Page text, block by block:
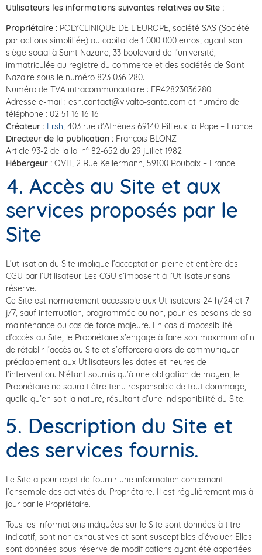
Utilisateurs les informations suivantes relatives au Site :
Propriétaire : POLYCLINIQUE DE L’EUROPE, société SAS (Société
par actions simplifiée) au capital de 1 000 000 euros, ayant son
siège social à Saint Nazaire, 33 boulevard de l’université,
immatriculée au registre du commerce et des sociétés de Saint
Nazaire sous le numéro 823 036 280.
Numéro de TVA intracommunautaire : FR42823036280
Adresse e-mail : esn.contact@vivalto-sante.com et numéro de
téléphone : 02 51 16 16 16
Créateur : Frsh, 403 rue d’Athènes 69140 Rillieux-la-Pape – France
Directeur de la publication : François BLONZ
Article 93-2 de la loi n° 82-652 du 29 juillet 1982
Hébergeur : OVH, 2 Rue Kellermann, 59100 Roubaix – France
4. Accès au Site et aux
services proposés par le
Site
L’utilisation du Site implique l’acceptation pleine et entière des
CGU par l’Utilisateur. Les CGU s’imposent à l’Utilisateur sans
réserve.
Ce Site est normalement accessible aux Utilisateurs 24 h/24 et 7
j/7, sauf interruption, programmée ou non, pour les besoins de sa
maintenance ou cas de force majeure. En cas d’impossibilité
d’accès au Site, le Propriétaire s’engage à faire son maximum afin
de rétablir l’accès au Site et s’efforcera alors de communiquer
préalablement aux Utilisateurs les dates et heures de
l’intervention. N’étant soumis qu’à une obligation de moyen, le
Propriétaire ne saurait être tenu responsable de tout dommage,
quelle qu’en soit la nature, résultant d’une indisponibilité du Site.
5. Description du Site et
des services fournis.
Le Site a pour objet de fournir une information concernant
l’ensemble des activités du Propriétaire. Il est régulièrement mis à
jour par le Propriétaire.
Tous les informations indiquées sur le Site sont données à titre
indicatif, sont non exhaustives et sont susceptibles d’évoluer. Elles
sont données sous réserve de modifications ayant été apportées